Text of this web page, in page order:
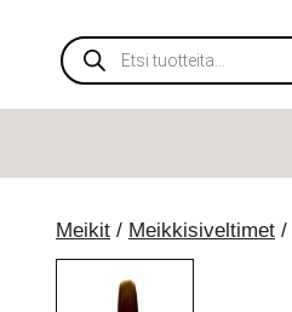
sisältöönProducts
search
Meikit / Meikkisiveltimet /